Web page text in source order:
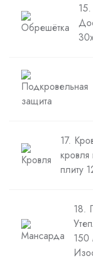
17.
плиту
18.
150